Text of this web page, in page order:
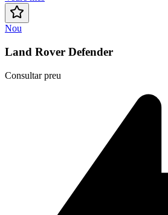
Nou
Land Rover Defender
Consultar preu